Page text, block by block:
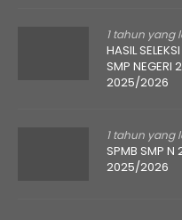
1 tahun yang
HASIL
SMP NEGERI
2025/2026
1 tahun yang
SPMB SMP N
2025/2026